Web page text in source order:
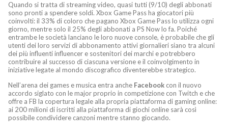
Quando si tratta di streaming video, quasi tutti (9/10) degli abbonati
sono pronti a spendere soldi. Xbox Game Pass ha giocatori più
coinvolti: il 33% di coloro che pagano Xbox Game Pass lo utilizza ogni
giorno, mentre solo il 25% degli abbonati a PS Now lo fa. Poiché
entrambe le società lanciano le loro nuove console, è probabile che gli
utenti dei loro servizi di abbonamento attivi giornalieri siano tra alcuni
dei più influenti influencer e sostenitori dei marchi e potrebbero
contribuire al successo di ciascuna versione e il coinvolgimento in
iniziative legate al mondo discografico diventerebbe strategico.
Nell’arena dei games e musica entra anche Facebook con il nuovo
accordo siglato con le major proprio in competizione con Twitch e che
offre a FB la copertura legale alla propria piattaforma di gaming online:
ai 200 milioni di iscritti alla piattaforma di giochi online sarà così
possibile condividere canzoni mentre stanno giocando.